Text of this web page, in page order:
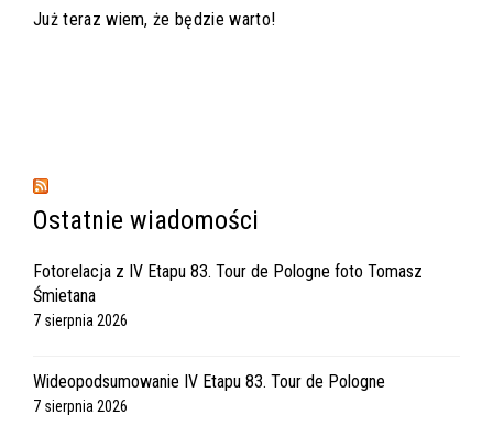
Już teraz wiem, że będzie warto!
Ostatnie wiadomości
Fotorelacja z IV Etapu 83. Tour de Pologne foto Tomasz
Śmietana
7 sierpnia 2026
Wideopodsumowanie IV Etapu 83. Tour de Pologne
7 sierpnia 2026